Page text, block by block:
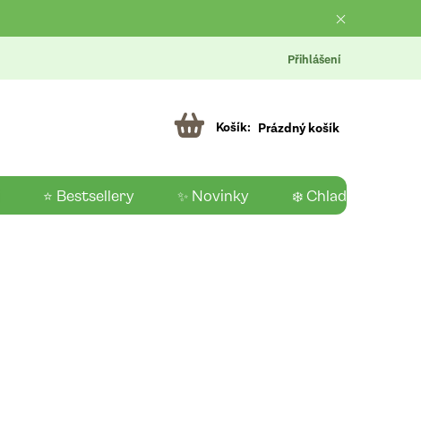
Přihlášení
Prázdný košík
⭐ Bestsellery ✨ Novinky ❄️ Chladící